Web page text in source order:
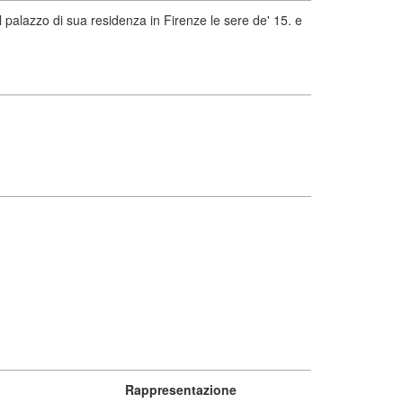
di sua residenza in Firenze le sere de' 15. e
Rappresentazione